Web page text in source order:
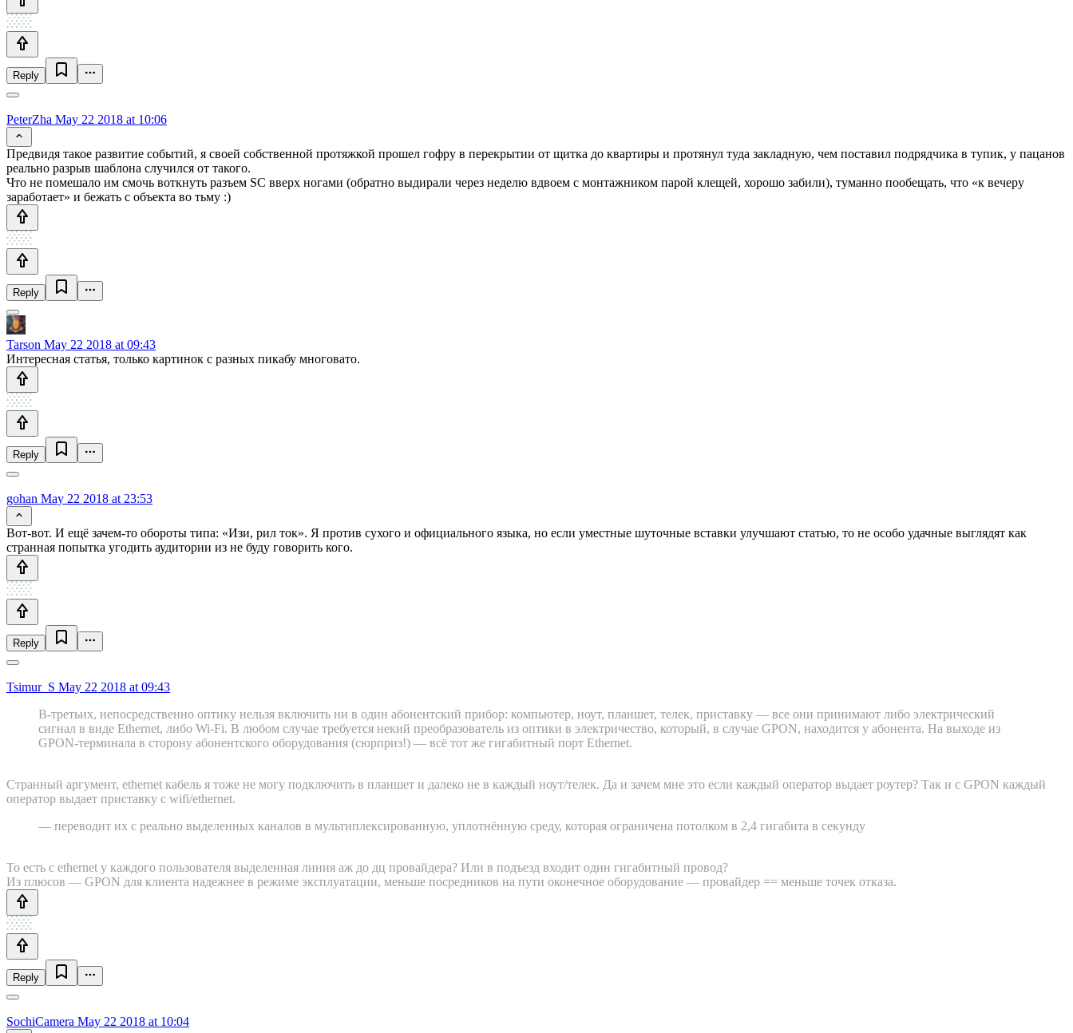
Reply
PeterZha May 22 2018 at 10:06
Предвидя такое развитие событий, я своей собственной протяжкой прошел гофру в перекрытии от щитка до квартиры и протянул туда закладную, чем поставил подрядчика в тупик, у пацанов
реально разрыв шаблона случился от такого.
Что не помешало им смочь воткнуть разъем SC вверх ногами (обратно выдирали через неделю вдвоем с монтажником парой клещей, хорошо забили), туманно пообещать, что «к вечеру
заработает» и бежать с объекта во тьму :)
Reply
Tarson May 22 2018 at 09:43
Интересная статья, только картинок с разных пикабу многовато.
Reply
gohan May 22 2018 at 23:53
Вот-вот. И ещё зачем-то обороты типа: «Изи, рил ток». Я против сухого и официального языка, но если уместные шуточные вставки улучшают статью, то не особо удачные выглядят как
странная попытка угодить аудитории из не буду говорить кого.
Reply
Tsimur_S May 22 2018 at 09:43
В-третьих, непосредственно оптику нельзя включить ни в один абонентский прибор: компьютер, ноут, планшет, телек, приставку — все они принимают либо электрический
сигнал в виде Ethernet, либо Wi-Fi. В любом случае требуется некий преобразователь из оптики в электричество, который, в случае GPON, находится у абонента. На выходе из
GPON-терминала в сторону абонентского оборудования (сюрприз!) — всё тот же гигабитный порт Ethernet.
Странный аргумент, ethernet кабель я тоже не могу подключить в планшет и далеко не в каждый ноут/телек. Да и зачем мне это если каждый оператор выдает роутер? Так и с GPON каждый
оператор выдает приставку с wifi/ethernet.
— переводит их с реально выделенных каналов в мультиплексированную, уплотнённую среду, которая ограничена потолком в 2,4 гигабита в секунду
То есть с ethernet у каждого пользователя выделенная линия аж до дц провайдера? Или в подъезд входит один гигабитный провод?
Из плюсов — GPON для клиента надежнее в режиме эксплуатации, меньше посредников на пути оконечное оборудование — провайдер == меньше точек отказа.
Reply
SochiCamera May 22 2018 at 10:04